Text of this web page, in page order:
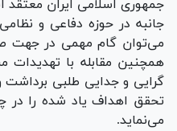
جمهوری اسلامی ایران
جانبه در حوزه دفاعی و
می‌توان گام مهمی در جهت
همچنین مقابله با تهدیدات
گرایی و جدایی طلبی
تحقق اهداف یاد شده را در
می‌نماید.